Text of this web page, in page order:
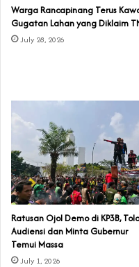
‎Warga Rancapinang Terus
Gugatan Lahan yang Diklaim
July 28, 2026
‎Ratusan Ojol Demo di KP3B,
Audiensi dan Minta Gubernur
Temui Massa
July 1, 2026